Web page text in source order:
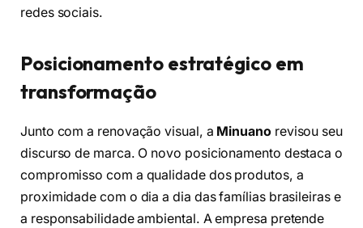
redes sociais.
Posicionamento estratégico em
transformação
Junto com a renovação visual, a Minuanorevisou seu
discurso de marca. O novo posicionamento destaca o
compromisso com a qualidade dos produtos, a
proximidade com o dia a dia das famílias brasileiras e
a responsabilidade ambiental. A empresa pretende